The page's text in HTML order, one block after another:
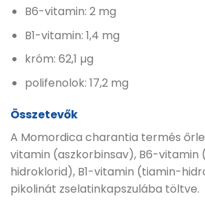
B6-vitamin: 2 mg
B1-vitamin: 1,4 mg
króm: 62,1 µg
polifenolok: 17,2 mg
Összetevők
A Momordica charantia termés
vitamin (aszkorbinsav), B6-vitamin
hidroklorid), B1-vitamin (tiamin-
pikolinát zselatinkapszulába töltve.